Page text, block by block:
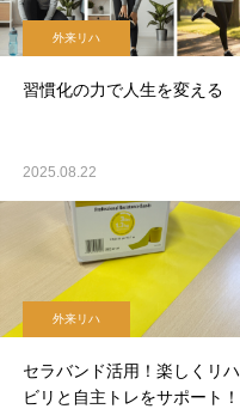
外来リハ
習慣化の力で人生を変える
2025.08.22
外来リハ
セラバンド活用！楽しくリハ
ビリと自主トレをサポート！